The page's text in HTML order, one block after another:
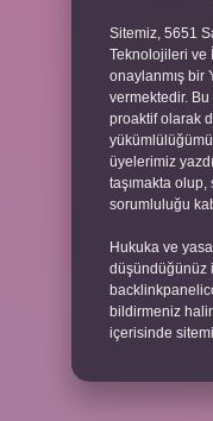
Sitemiz, 5651
Teknolojileri ve
onaylanmış bir
vermektedir.
proaktif olarak
üyelerimiz
taşımakta
sorumluluğu
Hukuka ve
düşündüğünüz
bildirmeniz
içerisinde